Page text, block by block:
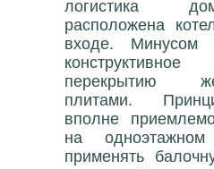
логистика
расположена
входе. Минусом
перекрытию
плитами.
вполне
на
применять